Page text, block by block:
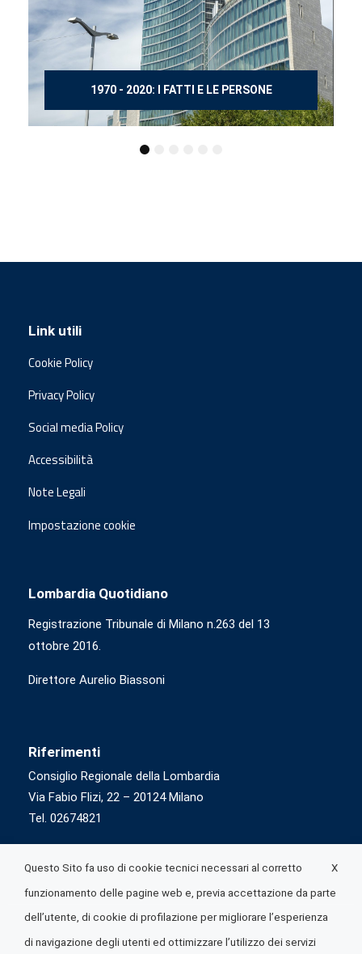
150 ANNI DOPO MANZONI
Link utili
Cookie Policy
Privacy Policy
Social media Policy
Accessibilità
Note Legali
Impostazione cookie
Lombardia Quotidiano
Registrazione Tribunale di Milano n.263 del 13
ottobre 2016.
Direttore Aurelio Biassoni
Riferimenti
Consiglio Regionale della Lombardia
Via Fabio Flizi, 22 – 20124 Milano
Tel. 02674821
X
Questo Sito fa uso di cookie tecnici necessari al corretto
funzionamento delle pagine web e, previa accettazione da parte
dell’utente, di cookie di profilazione per migliorare l’esperienza
di navigazione degli utenti ed ottimizzare l’utilizzo dei servizi